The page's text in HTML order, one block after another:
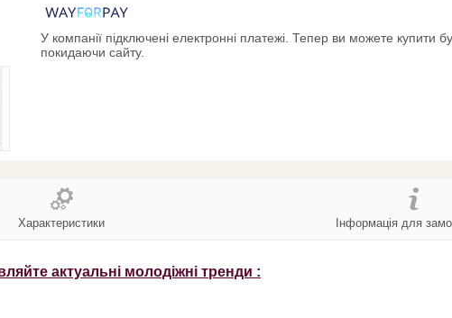
У компанії підключені електронні платежі. Тепер ви можете купити
покидаючи сайту.
Характеристики Інформація для
актуальні молодіжні тренди :